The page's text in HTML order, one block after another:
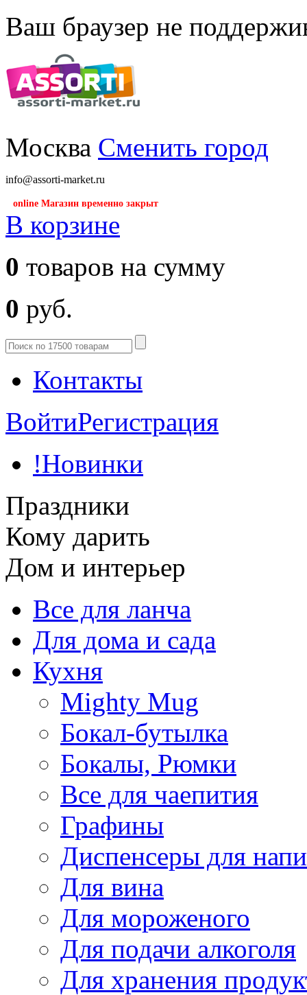
Ваш браузер не
Москва Сменить город
info@assorti-market.ru
online Магазин временно закрыт
В корзине
0 товаров на сумму
0 руб.
Контакты
ВойтиРегистрация
!Новинки
Праздники
Кому дарить
Дом и интерьер
Все для ланча
Для дома и сада
Кухня
Mighty Mug
Бокал-бутылка
Бокалы, Рюмки
Все для чаепития
Графины
Диспенсеры для
Для вина
Для мороженого
Для подачи алкоголя
Для хранения